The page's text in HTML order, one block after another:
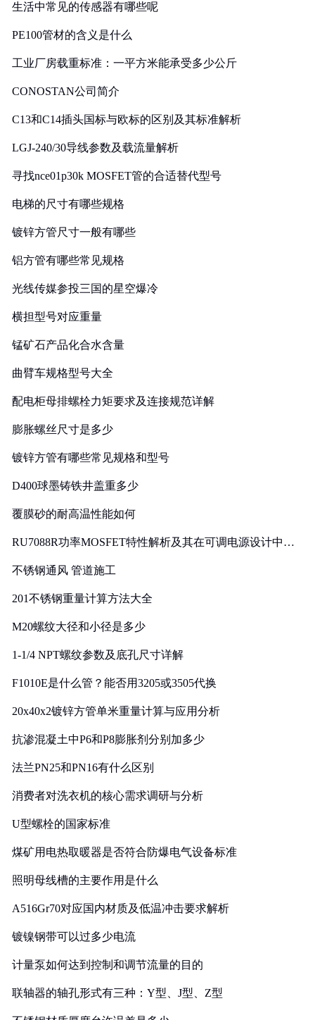
生活中常见的传感器有哪些呢
PE100管材的含义是什么
工业厂房载重标准：一平方米能承受多少公斤
CONOSTAN公司简介
C13和C14插头国标与欧标的区别及其标准解析
LGJ-240/30导线参数及载流量解析
寻找nce01p30k MOSFET管的合适替代型号
电梯的尺寸有哪些规格
镀锌方管尺寸一般有哪些
铝方管有哪些常见规格
光线传媒参投三国的星空爆冷
横担型号对应重量
锰矿石产品化合水含量
曲臂车规格型号大全
配电柜母排螺栓力矩要求及连接规范详解
膨胀螺丝尺寸是多少
镀锌方管有哪些常见规格和型号
D400球墨铸铁井盖重多少
覆膜砂的耐高温性能如何
RU7088R功率MOSFET特性解析及其在可调电源设计中的
不锈钢通风 管道施工
201不锈钢重量计算方法大全
M20螺纹大径和小径是多少
1-1/4 NPT螺纹参数及底孔尺寸详解
F1010E是什么管？能否用3205或3505代换
20x40x2镀锌方管单米重量计算与应用分析
抗渗混凝土中P6和P8膨胀剂分别加多少
法兰PN25和PN16有什么区别
消费者对洗衣机的核心需求调研与分析
U型螺栓的国家标准
煤矿用电热取暖器是否符合防爆电气设备标准
照明母线槽的主要作用是什么
A516Gr70对应国内材质及低温冲击要求解析
镀镍钢带可以过多少电流
计量泵如何达到控制和调节流量的目的
联轴器的轴孔形式有三种：Y型、J型、Z型